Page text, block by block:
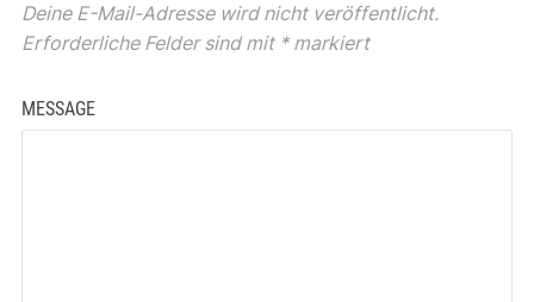
Deine E-Mail-Adresse wird nicht veröffentlicht.
Erforderliche Felder sind mit *markiert
MESSAGE